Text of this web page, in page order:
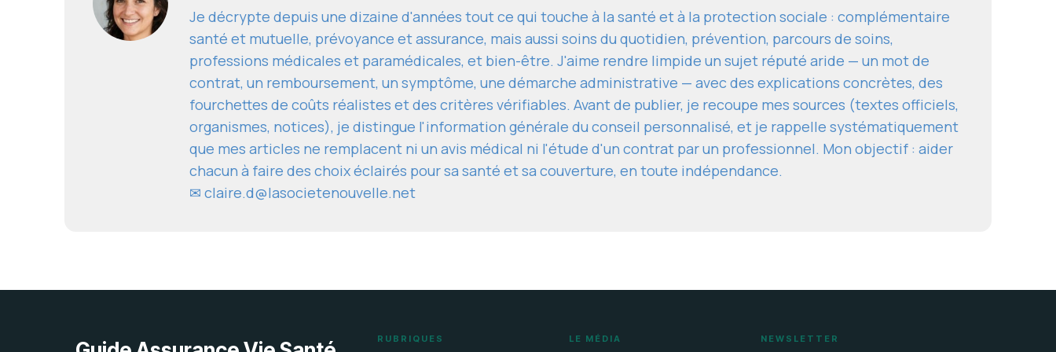
Je décrypte depuis une dizaine d'années tout ce qui touche à la santé et à la protection sociale : complémentaire
santé et mutuelle, prévoyance et assurance, mais aussi soins du quotidien, prévention, parcours de soins,
professions médicales et paramédicales, et bien-être. J'aime rendre limpide un sujet réputé aride — un mot de
contrat, un remboursement, un symptôme, une démarche administrative — avec des explications concrètes, des
fourchettes de coûts réalistes et des critères vérifiables. Avant de publier, je recoupe mes sources (textes officiels,
organismes, notices), je distingue l'information générale du conseil personnalisé, et je rappelle systématiquement
que mes articles ne remplacent ni un avis médical ni l'étude d'un contrat par un professionnel. Mon objectif : aider
chacun à faire des choix éclairés pour sa santé et sa couverture, en toute indépendance.
✉ claire.d@lasocietenouvelle.net
RUBRIQUES LE MÉDIA NEWSLETTER